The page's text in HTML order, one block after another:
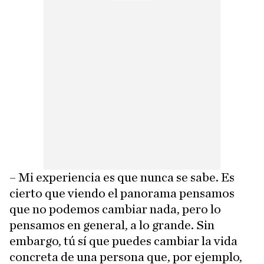
– Mi experiencia es que nunca se sabe. Es
cierto que viendo el panorama pensamos
que no podemos cambiar nada, pero lo
pensamos en general, a lo grande. Sin
embargo, tú sí que puedes cambiar la vida
concreta de una persona que, por ejemplo,